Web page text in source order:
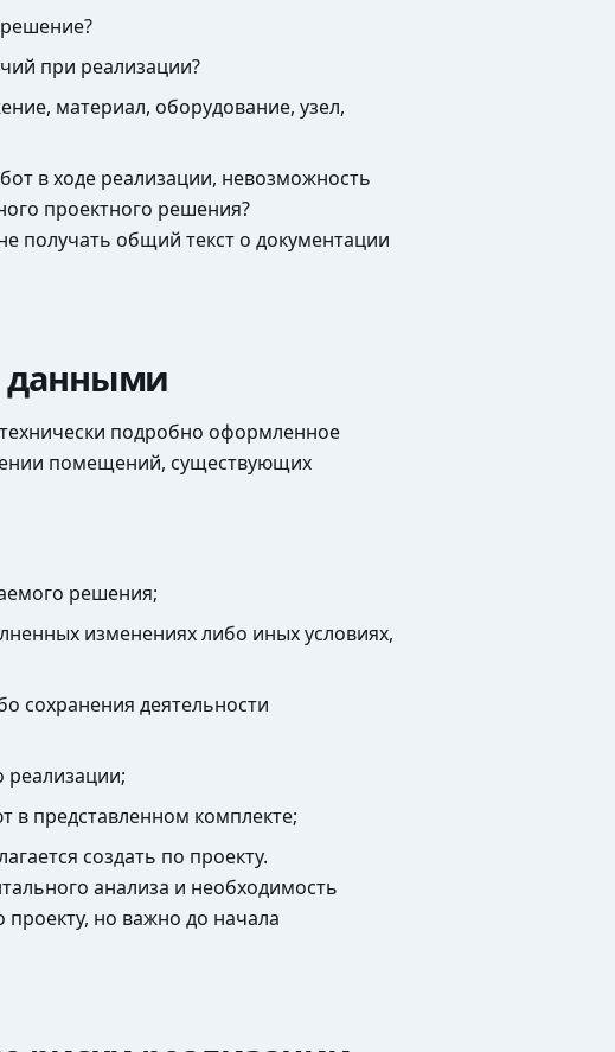
при реализации?
материал, оборудование, узел,
в ходе реализации, невозможность
проектного решения?
получать общий текст о документации
данными
подробно оформленное
помещений, существующих
решения;
изменениях либо иных условиях,
сохранения деятельности
реализации;
в представленном комплекте;
создать по проекту.
анализа и необходимость
но важно до начала